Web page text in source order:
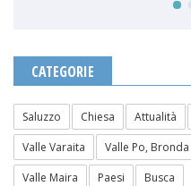
CATEGORIE
Saluzzo Chiesa Attualità
Valle Varaita
Valle Po,
Valle Maira
Paesi Busca